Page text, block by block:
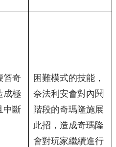
笞奇
成極
中斷
困難模式的技能，
奈法利安會對內鬨
階段的奇瑪隆施展
此招，造成奇瑪隆
會對玩家繼續進行